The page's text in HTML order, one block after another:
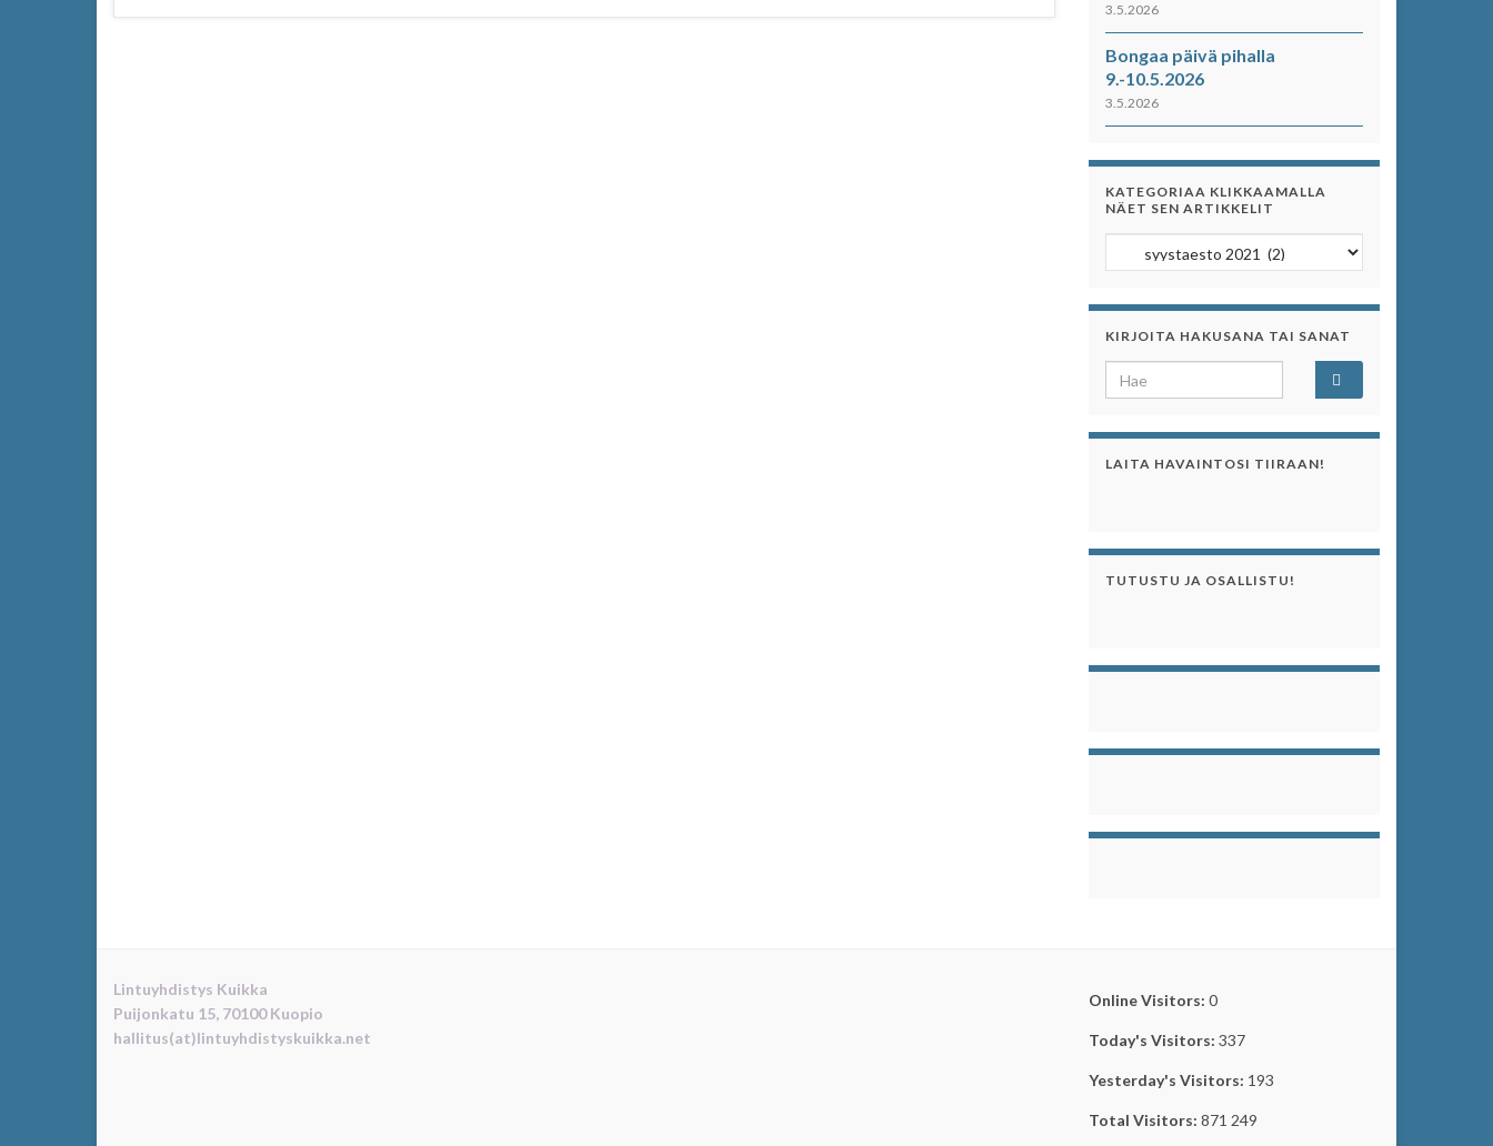
c
i
a
a
3.5.2026
Bongaa päivä pihalla
9.-10.5.2026
3.5.2026
KATEGORIAA KLIKKAAMALLA
NÄET SEN ARTIKKELIT
Kategoriaa klikkaamalla näet sen artikkelit
KIRJOITA HAKUSANA TAI SANAT
Search for:
LAITA HAVAINTOSI TIIRAAN!
TUTUSTU JA OSALLISTU!
Lintuyhdistys Kuikka
Puijonkatu 15, 70100 Kuopio
hallitus(at)lintuyhdistyskuikka.net
Online Visitors: 0
Today's Visitors: 337
Yesterday's Visitors: 193
Total Visitors: 871 249